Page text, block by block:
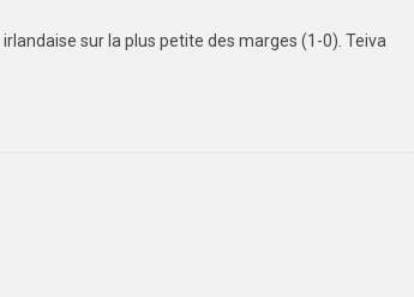
sur la plus petite des marges (1-0). Teiva